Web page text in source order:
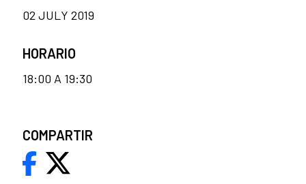
02 JULY 2019
HORARIO
18:00 A 19:30
COMPARTIR